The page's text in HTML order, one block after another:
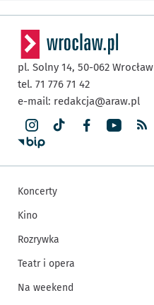
pl. Solny 14, 50-062 Wrocław
tel. 71 776 71 42
e-mail: redakcja@araw.pl
Koncerty
Kino
Rozrywka
Teatr i opera
Na weekend